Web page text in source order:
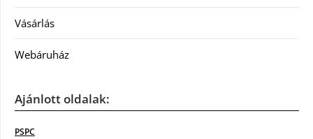
Vásárlás
Webáruház
Ajánlott oldalak:
PSPC